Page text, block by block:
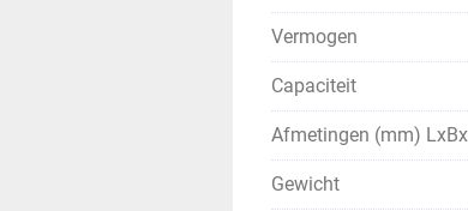
Vermogen
Capaciteit
Afmetingen (mm)
Gewicht